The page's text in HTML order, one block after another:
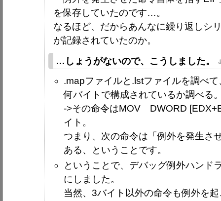
を保存していたのです…。
なるほど、だからあんなに繰り返しシ
が記録されていたのか。
…しょうがないので、こうしました。
.mapファイルと.lstファイルを調べ
何バイトで構成されているか調べる
->その命令はMOV DWORD
イト。
つまり、次の命令は「例外を発生さ
ある、ということです。
ということで、デバッグ例外ハンド
にしました。
当然、3バイト以外の命令も例外を